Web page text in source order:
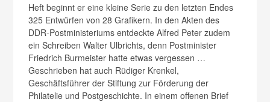
Heft beginnt er eine kleine Serie zu den letzten Endes
325 Entwürfen von 28 Grafikern. In den Akten des
DDR-Postministeriums entdeckte Alfred Peter zudem
ein Schreiben Walter Ulbrichts, denn Postminister
Friedrich Burmeister hatte etwas vergessen …
Geschrieben hat auch Rüdiger Krenkel,
Geschäftsführer der Stiftung zur Förderung der
Philatelie und Postgeschichte. In einem offenen Brief